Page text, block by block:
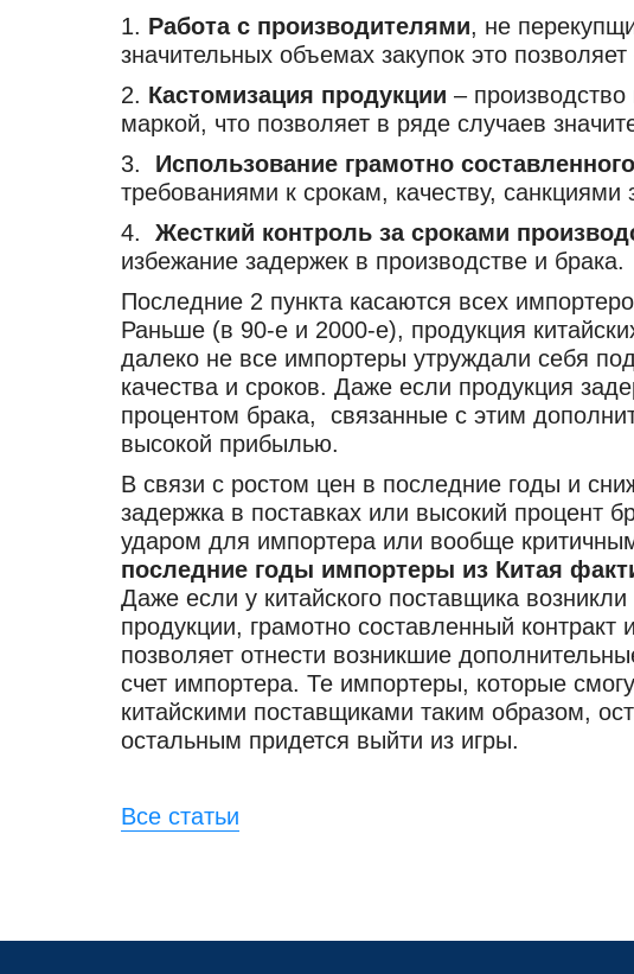
1. Работа с производителями, не
значительных объемах закупок это
2. Кастомизация продукции –
маркой, что позволяет в ряде случаев
3. Использование грамотно
требованиями к срокам, качеству,
4. Жесткий контроль за сроками
избежание задержек в производстве и брака.
Последние 2 пункта касаются всех
Раньше (в 90-е и 2000-е), продукция
далеко не все импортеры утруждали себя
качества и сроков. Даже если продукция
процентом брака, связанные с этим
высокой прибылью.
В связи с ростом цен в последние годы и
задержка в поставках или высокий процент
ударом для импортера или вообще
последние годы импортеры из Китая
Даже если у китайского поставщика
продукции, грамотно составленный контракт
позволяет отнести возникшие
счет импортера. Те импортеры, которые
китайскими поставщиками таким образом,
остальным придется выйти из игры.
Все статьи